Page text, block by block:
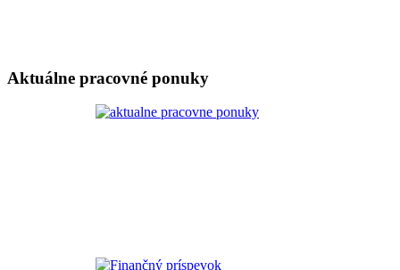
Aktuálne pracovné ponuky